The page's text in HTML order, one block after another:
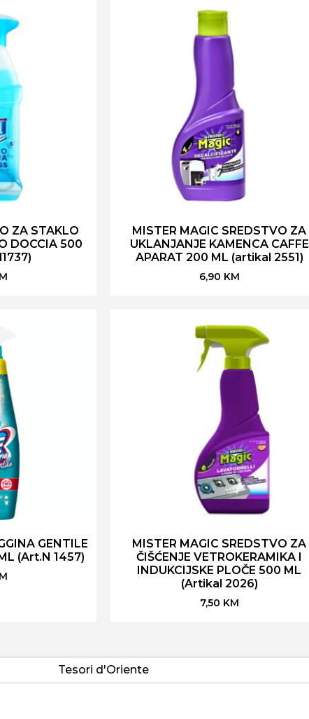
ZA STAKLO
DOCCIA 500
MISTER MAGIC SREDSTVO ZA
UKLANJANJE KAMENCA CAFFE
APARAT 200 ML (artikal 2551)
6,90 KM
GENTILE
(Art.N 1457)
MISTER MAGIC SREDSTVO ZA
ČIŠĆENJE VETROKERAMIKA I
INDUKCIJSKE PLOČE 500 ML
(Artikal 2026)
7,50 KM
Tesori d'Oriente